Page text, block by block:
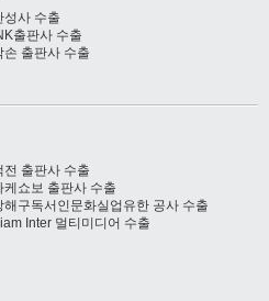
사 수출
출판사 수출
출판사 수출
출판사 수출
쇼보 출판사 수출
구독서인문화실업유한 공사 수출
Inter 멀티미디어 수출